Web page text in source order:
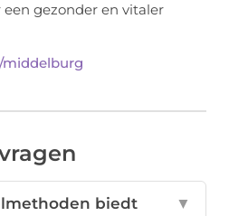
gezonder en vitaler
middelburg
biedt
▼